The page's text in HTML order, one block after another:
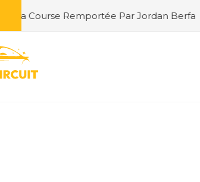
Remportée Par Jordan Berfa